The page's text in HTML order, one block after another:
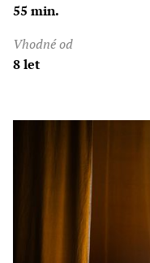
55 min.
Vhodné od
8 let